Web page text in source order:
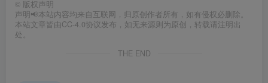
© 版权声明
声明📢本站内容均来自互联网，归原创作者所有，如有侵权必删除。
本站文章皆由CC-4.0协议发布，如无来源则为原创，转载请注明出
处。
THE END